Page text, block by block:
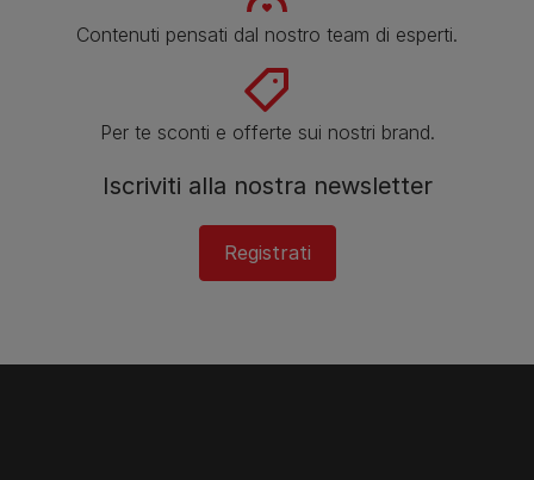
Contenuti pensati dal nostro team di esperti.
Per te sconti e offerte sui nostri brand.
Iscriviti alla nostra newsletter
Registrati